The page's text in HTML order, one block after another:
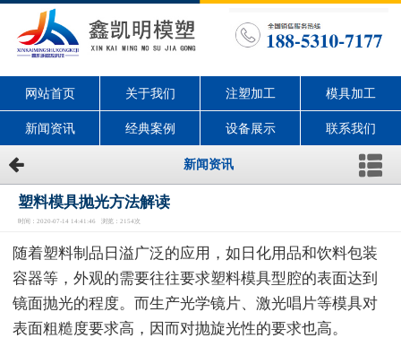
网站首页 关于我们 注塑加工 模具加工
新闻资讯 经典案例 设备展示 联系我们
新闻资讯
塑料模具抛光方法解读
时间：2020-07-14 14:41:46 浏览：2154次
随着塑料制品日溢广泛的应用，如日化用品和饮料包装
容器等，外观的需要往往要求塑料模具型腔的表面达到
镜面抛光的程度。而生产光学镜片、激光唱片等模具对
表面粗糙度要求高，因而对抛旋光性的要求也高。